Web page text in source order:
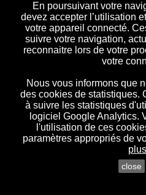
YOUR ACCOUNT
STORE INFORMATION
En poursuivant votre
devez accepter l’utilisation
votre appareil connecté.
suivre votre navigation,
reconnaitre lors de votre
votre
Nous vous informons que
des cookies de statistiques.
à suivre les statistiques
logiciel Google Analytics.
l'utilisation de ces
paramètres appropriés de
plus
close